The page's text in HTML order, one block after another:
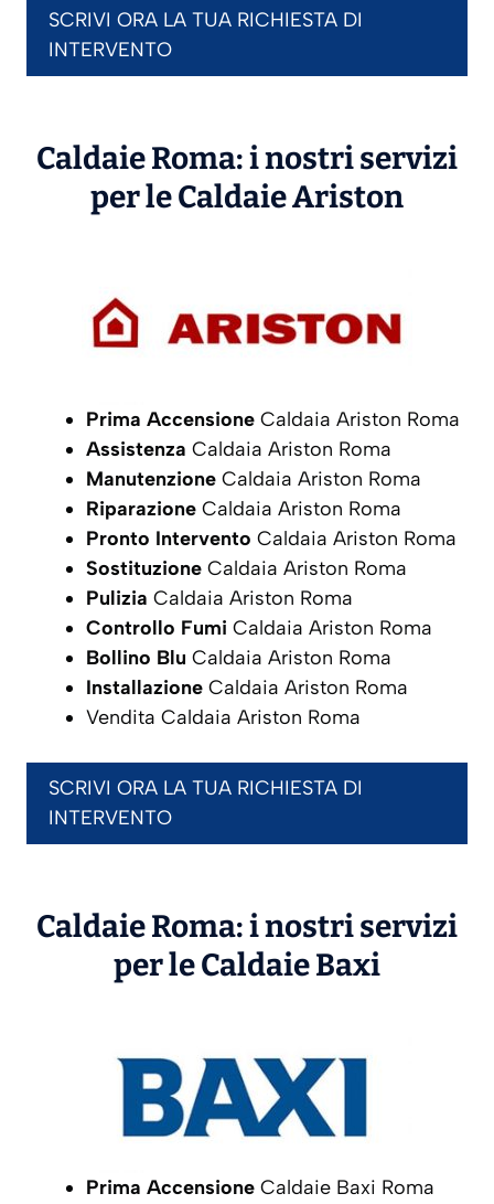
SCRIVI ORA LA TUA RICHIESTA DI
INTERVENTO
Caldaie Roma: i nostri servizi
per le CaldaieAriston
Prima Accensione Caldaia Ariston Roma
Assistenza Caldaia Ariston Roma
Manutenzione Caldaia Ariston Roma
Riparazione Caldaia Ariston Roma
Pronto Intervento Caldaia Ariston Roma
Sostituzione Caldaia Ariston Roma
Pulizia Caldaia Ariston Roma
Controllo Fumi Caldaia Ariston Roma
Bollino Blu Caldaia Ariston Roma
Installazione Caldaia Ariston Roma
Vendita Caldaia Ariston Roma
SCRIVI ORA LA TUA RICHIESTA DI
INTERVENTO
Caldaie Roma: i nostri servizi
per le CaldaieBaxi
Prima Accensione Caldaie Baxi Roma